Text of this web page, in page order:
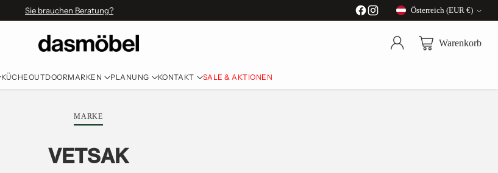
Sie brauchen Beratung?
Währung
Österreich (EUR €)
Warenkorb
KÜCHEOUTDOORMARKEN PLANUNG KONTAKT SALE & AKTIONEN
MARKE
VETSAK